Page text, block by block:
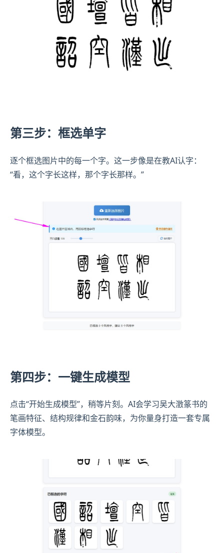
第三步：框选单字
逐个框选图片中的每一个字。这一步像是在教AI认字：
“看，这个字长这样，那个字长那样。”
第四步：一键生成模型
点击“开始生成模型”，稍等片刻。AI会学习吴大澂篆书的
笔画特征、结构规律和金石韵味，为你量身打造一套专属
字体模型。